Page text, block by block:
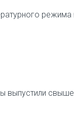
выпустили